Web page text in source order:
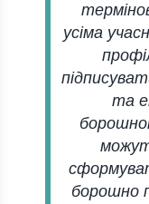
усіма
та
борошно